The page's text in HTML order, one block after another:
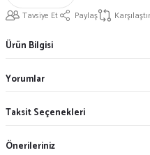
Tavsiye Et Paylaş Karşılaştır
Ürün Bilgisi
Yorumlar
Taksit Seçenekleri
Önerileriniz